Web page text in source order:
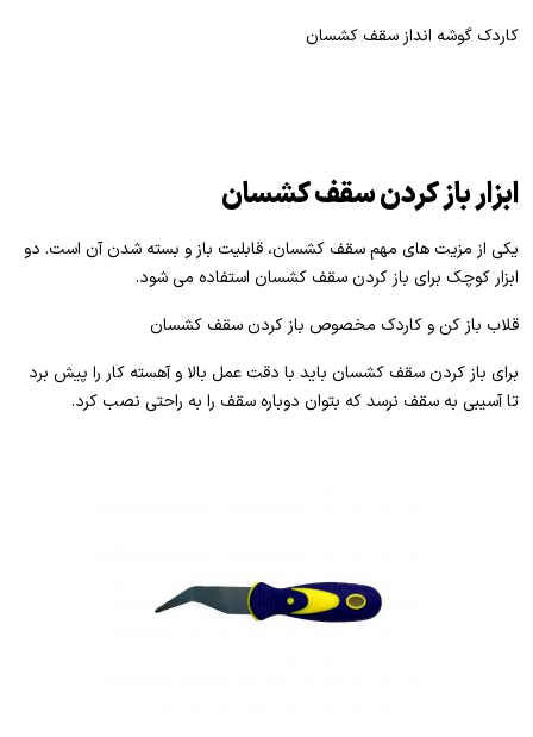
کاردک گوشه انداز سقف کشسان
ابزار باز کردن سقف کشسان
یکی از مزیت های مهم سقف کشسان، قابلیت باز و بسته شدن آن است. دو
ابزار کوچک برای باز کردن سقف کشسان استفاده می شود.
قلاب باز کن و کاردک مخصوص باز کردن سقف کشسان
برای باز کردن سقف کشسان باید با دقت عمل بالا و آهسته کار را پیش برد
تا آسیبی به سقف نرسد که بتوان دوباره سقف را به راحتی نصب کرد.